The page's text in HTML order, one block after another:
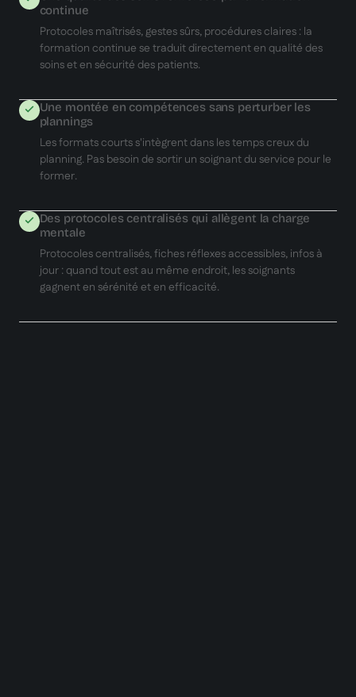
continue
Protocoles maîtrisés, gestes sûrs, procédures claires : la
formation continue se traduit directement en qualité des
soins et en sécurité des patients.
Une montée en compétences sans perturber les
plannings
Les formats courts s'intègrent dans les temps creux du
planning. Pas besoin de sortir un soignant du service pour le
former.
Des protocoles centralisés qui allègent la charge
mentale
Protocoles centralisés, fiches réflexes accessibles, infos à
jour : quand tout est au même endroit, les soignants
gagnent en sérénité et en efficacité.